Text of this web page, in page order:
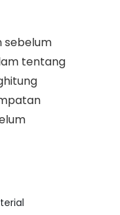
sebelum
tentang